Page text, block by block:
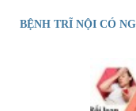
BỆNH TRĨ NỘI CÓ